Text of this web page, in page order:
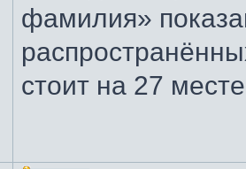
фамилия»
стоит на 27